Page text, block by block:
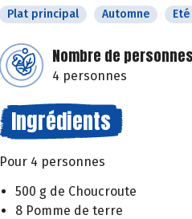
Plat principal Automne Eté
Nombre de personnes
4 personnes
Ingrédients
Pour 4 personnes
500 g de Choucroute
8 Pomme de terre